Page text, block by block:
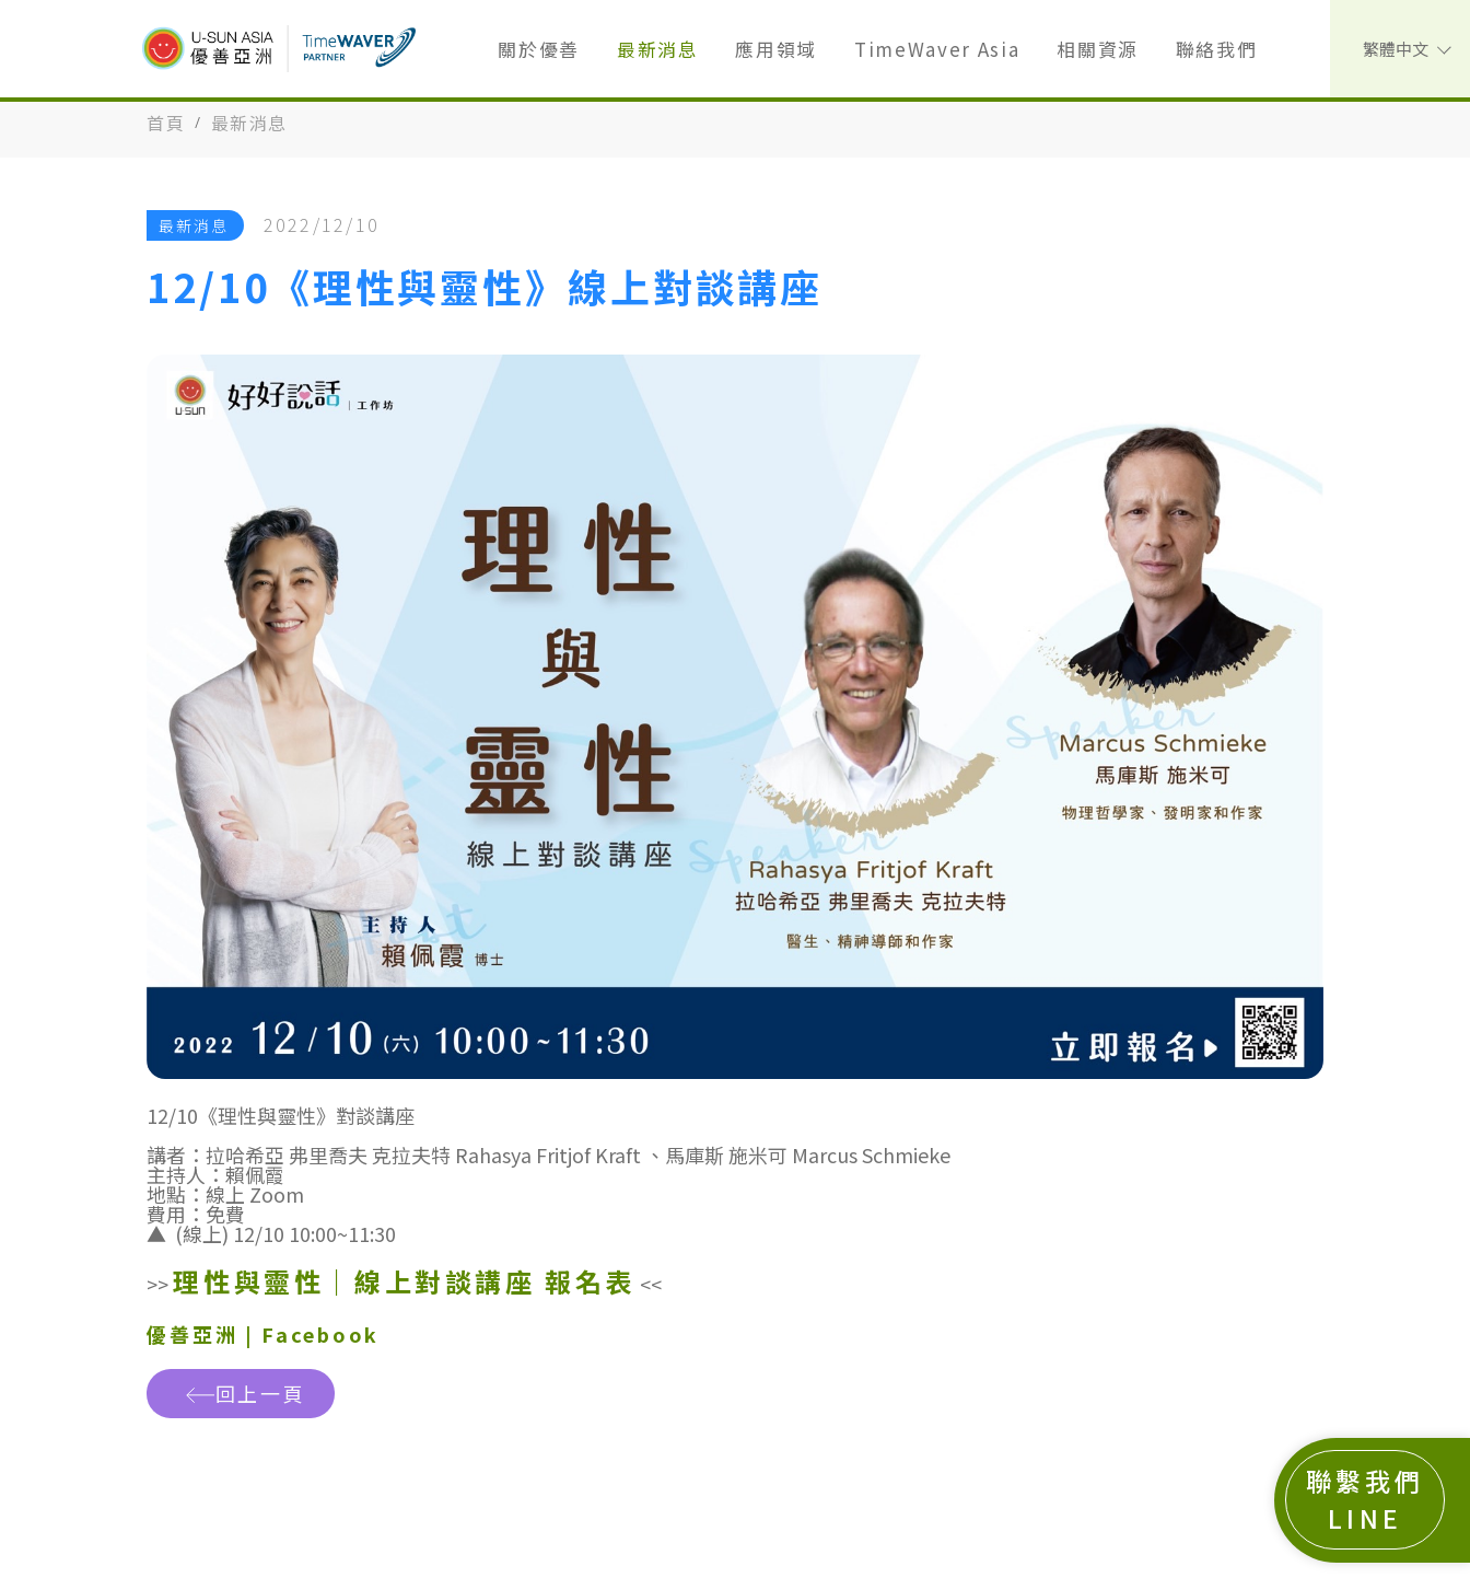
關於優善 最新消息 應用領域 TimeWaver Asia 相關資源 聯絡我們 繁體中文
首頁 最新消息
最新消息 2022/12/10
12/10《理性與靈性》線上對談講座
12/10《理性與靈性》對談講座
講者：拉哈希亞 弗里喬夫 克拉夫特 Rahasya Fritjof Kraft 、馬庫斯 施米可 Marcus Schmieke
主持人：賴佩霞
地點：線上 Zoom
費用：免費
▲ (線上) 12/10 10:00~11:30
>>理性與靈性｜線上對談講座 報名表 <<
優善亞洲 | Facebook
回上一頁
聯繫我們
LINE